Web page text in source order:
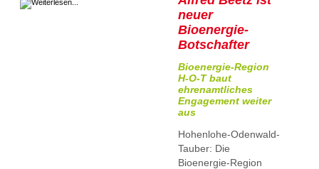
neuer
Bioenergie-
Botschafter
Bioenergie-Region
H-O-T baut
ehrenamtliches
Engagement weiter
aus
Hohenlohe-Odenwald-
Tauber: Die
Bioenergie-Region